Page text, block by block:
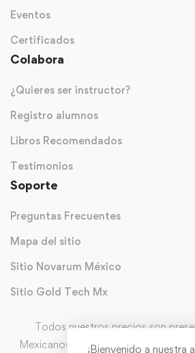
Eventos
Certificados
Colabora
¿Quieres ser instructor?
Registro alumnos
Libros Recomendados
Testimonios
Soporte
Preguntas Frecuentes
Mapa del sitio
Sitio Novarum México
Sitio Gold Tech Mx
Todos nuestros precios son
Mexicanos (MXN) y con IVA
¡Bienvenido a nuestra